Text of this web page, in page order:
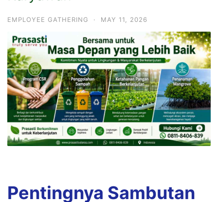
EMPLOYEE GATHERING · MAY 11, 2026
Pentingnya Sambutan